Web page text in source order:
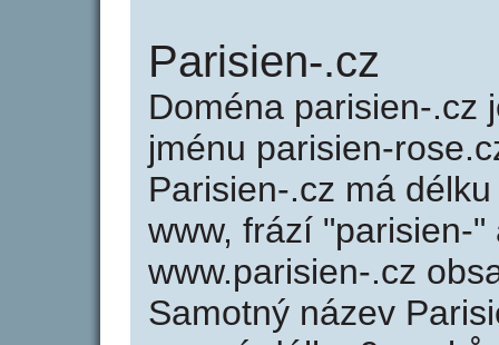
Parisien-.cz
Doména parisien-.cz
jménu parisien-
Parisien-.cz má
www, frází "parisien-
www.parisien-.cz
Samotný název